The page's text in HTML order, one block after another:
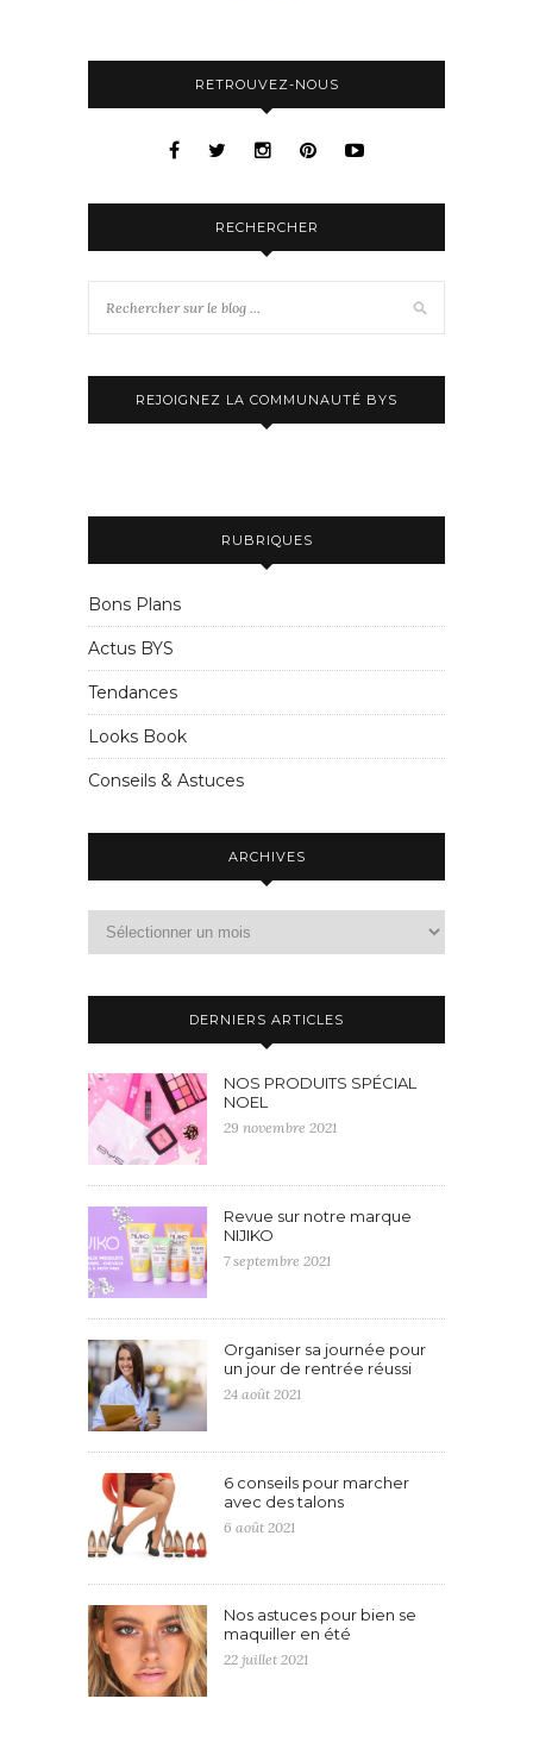
RETROUVEZ-NOUS
RECHERCHER
REJOIGNEZ LA COMMUNAUTÉ BYS
RUBRIQUES
Bons Plans
Actus BYS
Tendances
Looks Book
Conseils & Astuces
ARCHIVES
DERNIERS ARTICLES
NOS PRODUITS SPÉCIAL
NOEL
29 novembre 2021
Revue sur notre marque
NIJIKO
7 septembre 2021
Organiser sa journée pour
un jour de rentrée réussi
24 août 2021
6 conseils pour marcher
avec des talons
6 août 2021
Nos astuces pour bien se
maquiller en été
22 juillet 2021